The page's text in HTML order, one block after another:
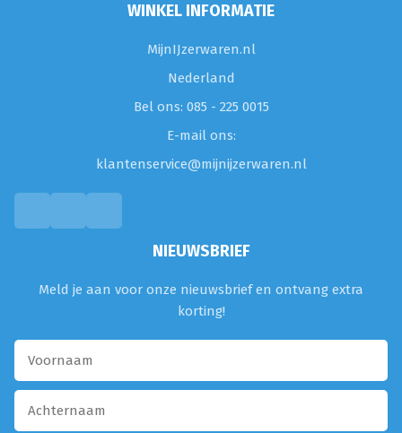
WINKEL INFORMATIE
MijnIJzerwaren.nl
Nederland
Bel ons: 085 - 225 0015
E-mail ons:
klantenservice@mijnijzerwaren.nl
NIEUWSBRIEF
Meld je aan voor onze nieuwsbrief en ontvang extra
korting!